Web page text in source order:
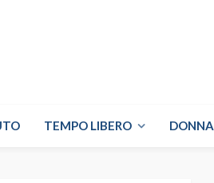
TEMPO LIBERO DONNA